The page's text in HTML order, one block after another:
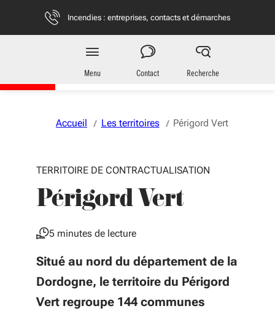
Vous naviguez en mode anonymisé,
Incendies : entreprises, contacts et démarches
Territoires
en Nouvelle-Aquitaine
Menu Contact Recherche
Accueil Les territoires Périgord Vert
TERRITOIRE DE CONTRACTUALISATION
Périgord Vert
5 minutes de lecture
Situé au nord du département de la
Dordogne, le territoire du Périgord
Vert regroupe 144 communes